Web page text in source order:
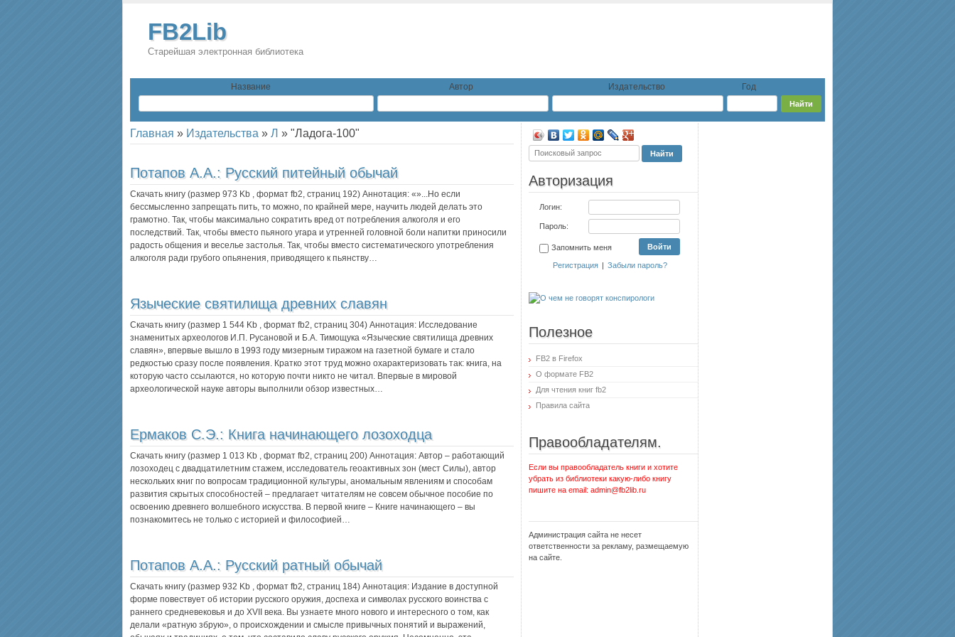
FB2Lib
Старейшая электронная библиотека
Название Автор Издательство Год
Главная » Издательства » Л » "Ладога-100"
Потапов А.А.: Русский питейный обычай
Скачать книгу (размер 973 Kb , формат fb2, страниц 192) Аннотация: «»...Но если
бессмысленно запрещать пить, то можно, по крайней мере, научить людей делать это
грамотно. Так, чтобы максимально сократить вред от потребления алкоголя и его
последствий. Так, чтобы вместо пьяного угара и утренней головной боли напитки приносили
радость общения и веселье застолья. Так, чтобы вместо систематического употребления
алкоголя ради грубого опьянения, приводящего к пьянству…
Языческие святилища древних славян
Скачать книгу (размер 1 544 Kb , формат fb2, страниц 304) Аннотация: Исследование
знаменитых археологов И.П. Русановой и Б.А. Тимощука «Языческие святилища древних
славян», впервые вышло в 1993 году мизерным тиражом на газетной бумаге и стало
редкостью сразу после появления. Кратко этот труд можно охарактеризовать так: книга, на
которую часто ссылаются, но которую почти никто не читал. Впервые в мировой
археологической науке авторы выполнили обзор известных…
Ермаков С.Э.: Книга начинающего лозоходца
Скачать книгу (размер 1 013 Kb , формат fb2, страниц 200) Аннотация: Автор – работающий
лозоходец с двадцатилетним стажем, исследователь геоактивных зон (мест Силы), автор
нескольких книг по вопросам традиционной культуры, аномальным явлениям и способам
развития скрытых способностей – предлагает читателям не совсем обычное пособие по
освоению древнего волшебного искусства. В первой книге – Книге начинающего – вы
познакомитесь не только с историей и философией…
Потапов А.А.: Русский ратный обычай
Скачать книгу (размер 932 Kb , формат fb2, страниц 184) Аннотация: Издание в доступной
форме повествует об истории русского оружия, доспеха и символах русского воинства с
раннего средневековья и до XVII века. Вы узнаете много нового и интересного о том, как
делали «ратную збрую», о происхождении и смысле привычных понятий и выражений,
Авторизация
Логин:
Пароль:
Запомнить меня
Регистрация | Забыли пароль?
Полезное
FB2 в Firefox
О формате FB2
Для чтения книг fb2
Правила сайта
Правообладателям.
Если вы правообладатель книги и хотите
убрать из библиотеки какую-либо книгу
пишите на email: admin@fb2lib.ru
Администрация сайта не несет
ответственности за рекламу, размещаемую
на сайте.